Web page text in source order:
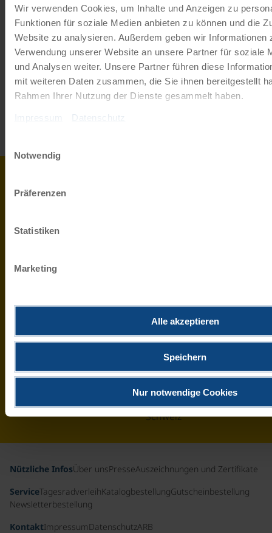
Wir verwenden Cookies, um Inhalte und Anzeigen zu
Funktionen für soziale Medien anbieten zu können und die
Website zu analysieren. Außerdem geben wir Informationen
Verwendung unserer Website an unsere Partner für soziale
und Analysen weiter. Unsere Partner führen diese
mit weiteren Daten zusammen, die Sie ihnen bereitgestellt
Rahmen Ihrer Nutzung der Dienste gesammelt haben.
Impressum Datenschutz
Notwendig
Präferenzen
Statistiken
Marketing
Alle akzeptieren
Speichern
Nur notwendige Cookies
Newsletter abonnieren
TOP-Angebote, Aktionen - Immer auf dem
aktuellsten Stand!
JETZT ANMELDEN
FRAGEN?
WIR
IHNEN
27 70
Kostenfreie
Hotline
aus
Deutschland
Schweiz
Nützliche InfosÜber unsPresseAuszeichnungen und Zertifikate
ServiceTagesradverleihKatalogbestellungGutscheinbestellung
Newsletterbestellung
KontaktImpressumDatenschutzARB